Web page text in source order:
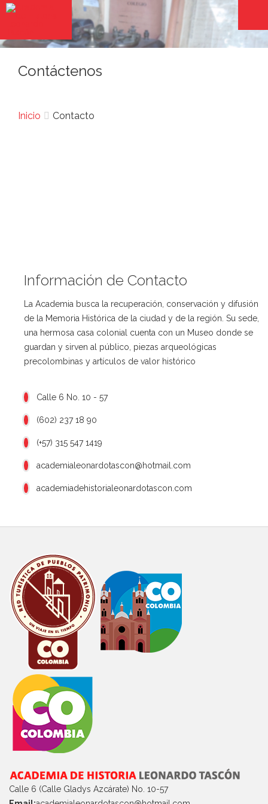
Contáctenos
Inicio Contacto
Información de Contacto
La Academia busca la recuperación, conservación y difusión
de la Memoria Histórica de la ciudad y de la región. Su sede,
una hermosa casa colonial cuenta con un Museo donde se
guardan y sirven al público, piezas arqueológicas
precolombinas y artículos de valor histórico
Calle 6 No. 10 - 57
(602) 237 18 90
(+57) 315 547 1419
academialeonardotascon@hotmail.com
academiadehistorialeonardotascon.com
Calle 6 (Calle Gladys Azcárate) No. 10-57